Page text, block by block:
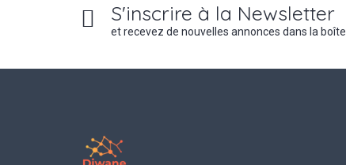
S'inscrire à la Newsletter
et recevez de nouvelles annonces dans la